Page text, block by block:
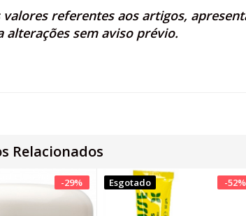
valores referentes aos artigos,
alterações sem aviso prévio.
Relacionados
-29% -52%
Esgotado